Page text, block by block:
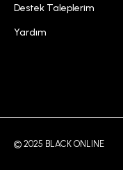
Destek Taleplerim
Yardım
© 2025 BLACK ONLINE